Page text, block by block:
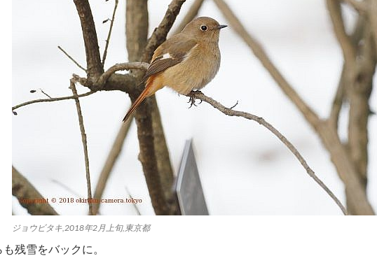
ジョウビタキ,2018年2月上旬,東京都
も残雪をバックに。